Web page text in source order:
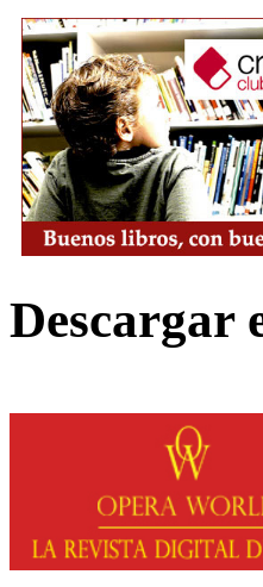
Descargar